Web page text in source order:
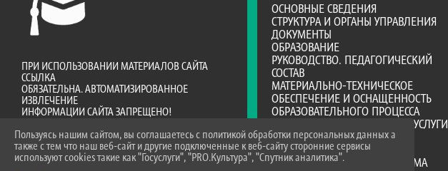
ПРИ ИСПОЛЬЗОВАНИИ МАТЕРИАЛОВ САЙТА
ССЫЛКА
ОБЯЗАТЕЛЬНА. АВТОМАТИЗИРОВАННОЕ
ИЗВЛЕЧЕНИЕ
ИНФОРМАЦИИ САЙТА ЗАПРЕЩЕНО!
ОСНОВНЫЕ СВЕДЕНИЯ
СТРУКТУРА И ОРГАНЫ УПРАВЛЕНИЯ
ДОКУМЕНТЫ
ОБРАЗОВАНИЕ
РУКОВОДСТВО. ПЕДАГОГИЧЕСКИЙ
СОСТАВ
МАТЕРИАЛЬНО-ТЕХНИЧЕСКОЕ
ОБЕСПЕЧЕНИЕ И ОСНАЩЕННОСТЬ
ОБРАЗОВАТЕЛЬНОГО ПРОЦЕССА
ПЛАТНЫЕ ОБРАЗОВАТЕЛЬНЫЕ УСЛУГИ
ФИНАНСОВО-ХОЗЯЙСТВЕННАЯ
ДЕЯТЕЛЬНОСТЬ
ВАКАНТНЫЕ МЕСТА ДЛЯ ПРИЕМА
Пользуясь нашим сайтом, вы соглашаетесь с политикой обработки персональных данных а
также с тем что наш веб-сайт и другие подключенные к веб-сайту сторонние сервисы
используют cookies такие как "Госуслуги", "PRO.Культура", "Спутник аналитика".